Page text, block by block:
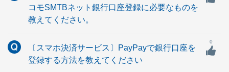
コモSMTBネット銀行口座登録に必要なものを
教えてください。
〔スマホ決済サービス〕PayPayで銀行口座を
登録する方法を教えてください
0